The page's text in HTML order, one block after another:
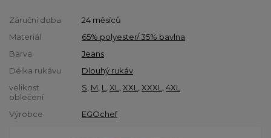
Záruční doba
24 měsíců
Materiál
65% polyester/ 35% bavlna
Barva
Jeans
Délka rukávu
Dlouhý rukáv
velikost
oblečení
S M L XL XXL XXXL 4XL
Výrobce EGOchef